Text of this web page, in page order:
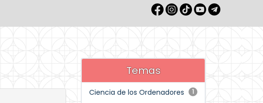
Temas
1
Ciencia de los Ordenadores